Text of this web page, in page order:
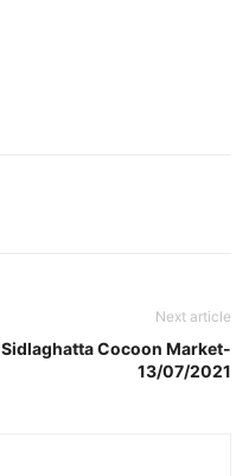
Next article
Sidlaghatta Cocoon Market-
13/07/2021